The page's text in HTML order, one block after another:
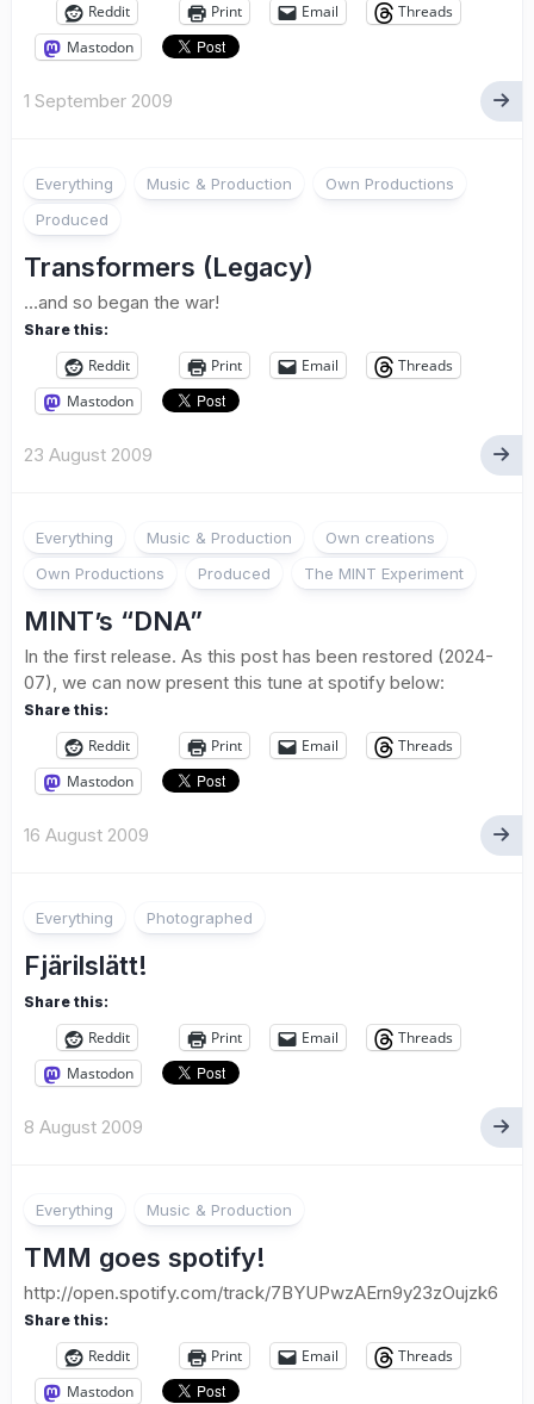
Reddit Print Email
Threads
Mastodon
1 September 2009
Everything Music & Production
Own Productions
Produced
Transformers (Legacy)
…and so began the war!
Share this:
Reddit Print Email
Threads
Mastodon
23 August 2009
Everything Music & Production
Own creations
Own Productions
Produced The MINT Experiment
MINT’s “DNA”
In the first release. As this post has been restored (2024-
07), we can now present this tune at spotify below:
Share this:
Reddit Print Email
Threads
Mastodon
16 August 2009
Everything Photographed
Fjärilslätt!
Share this:
Reddit Print Email
Threads
Mastodon
8 August 2009
Everything Music & Production
TMM goes spotify!
http://open.spotify.com/track/7BYUPwzAErn9y23zOujzk6
Share this:
Reddit Print Email
Threads
Mastodon